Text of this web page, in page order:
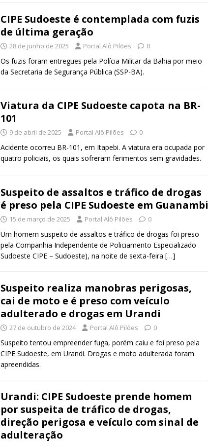
CIPE Sudoeste é contemplada com fuzis
de última geração
28 de junho de 2025 Portal Alô Pilões 0
Os fuzis foram entregues pela Polícia Militar da Bahia por meio
da Secretaria de Segurança Pública (SSP-BA).
Viatura da CIPE Sudoeste capota na BR-
101
9 de abril de 2025 Portal Alô Pilões 0
Acidente ocorreu BR-101, em Itapebi. A viatura era ocupada por
quatro policiais, os quais sofreram ferimentos sem gravidades.
Suspeito de assaltos e tráfico de drogas
é preso pela CIPE Sudoeste em Guanambi
15 de março de 2025 Portal Alô Pilões 0
Um homem suspeito de assaltos e tráfico de drogas foi preso
pela Companhia Independente de Policiamento Especializado
Sudoeste CIPE – Sudoeste), na noite de sexta-feira […]
Suspeito realiza manobras perigosas,
cai de moto e é preso com veículo
adulterado e drogas em Urandi
27 de outubro de 2024 Portal Alô Pilões 0
Suspeito tentou empreender fuga, porém caiu e foi preso pela
CIPE Sudoeste, em Urandi. Drogas e moto adulterada foram
apreendidas.
Urandi: CIPE Sudoeste prende homem
por suspeita de tráfico de drogas,
direção perigosa e veículo com sinal de
adulteração